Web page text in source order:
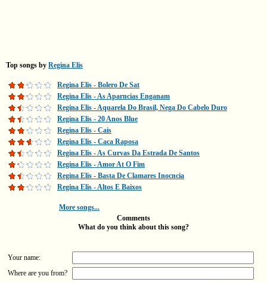
Top songs by Regina Elis
Regina Elis - Bolero De Sat
Regina Elis - As Aparncias Enganam
Regina Elis - Aquarela Do Brasil, Nega Do Cabelo Duro
Regina Elis - 20 Anos Blue
Regina Elis - Cais
Regina Elis - Caca Raposa
Regina Elis - As Curvas Da Estrada De Santos
Regina Elis - Amor At O Fim
Regina Elis - Basta De Clamares Inocncia
Regina Elis - Altos E Baixos
More songs...
Comments
What do you think about this song?
Your name:
Where are you from?